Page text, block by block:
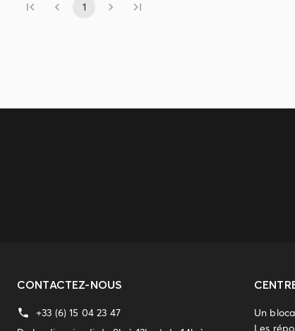
1
CONTACTEZ-NOUS
+33 (6) 15 04 23 47
Un
Les